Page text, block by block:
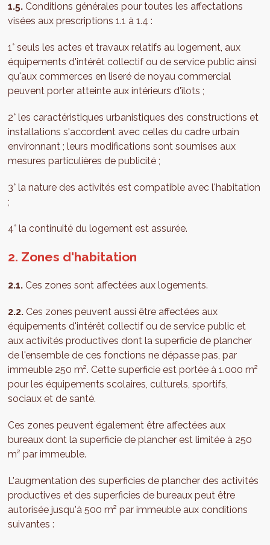
1.5.Conditions générales pour toutes les affectations
visées aux prescriptions 1.1 à 1.4 :
1° seuls les actes et travaux relatifs au logement, aux
équipements d'intérêt collectif ou de service public ainsi
qu'aux commerces en liseré de noyau commercial
peuvent porter atteinte aux intérieurs d'îlots ;
2° les caractéristiques urbanistiques des constructions et
installations s'accordent avec celles du cadre urbain
environnant ; leurs modifications sont soumises aux
mesures particulières de publicité ;
3° la nature des activités est compatible avec l'habitation
;
4° la continuité du logement est assurée.
2. Zones d'habitation
2.1. Ces zones sont affectées aux logements.
2.2. Ces zones peuvent aussi être affectées aux
équipements d'intérêt collectif ou de service public et
aux activités productives dont la superficie de plancher
de l'ensemble de ces fonctions ne dépasse pas, par
immeuble 250 m². Cette superficie est portée à 1.000 m²
pour les équipements scolaires, culturels, sportifs,
sociaux et de santé.
Ces zones peuvent également être affectées aux
bureaux dont la superficie de plancher est limitée à 250
m² par immeuble.
L'augmentation des superficies de plancher des activités
productives et des superficies de bureaux peut être
autorisée jusqu'à 500 m² par immeuble aux conditions
suivantes :